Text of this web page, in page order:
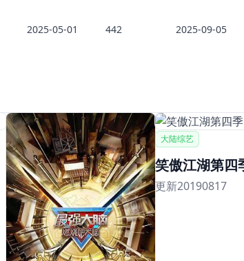
2025-05-01 442 2025-09-05
大陆综艺
笑傲江湖第四
更新20190817